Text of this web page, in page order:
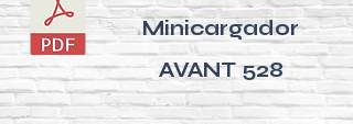
Minicargador
AVANT 528